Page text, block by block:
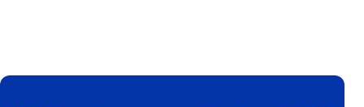
FOOTER